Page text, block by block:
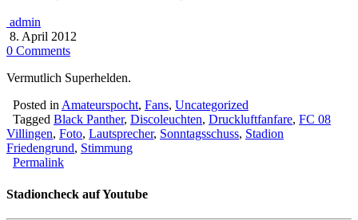
admin
8. April 2012
0 Comments
Vermutlich Superhelden.
Posted in Amateurspocht, Fans, Uncategorized
Tagged Black Panther, Discoleuchten, Druckluftfanfare, FC 08
Villingen, Foto, Lautsprecher, Sonntagsschuss, Stadion
Friedengrund, Stimmung
Permalink
Stadioncheck auf Youtube